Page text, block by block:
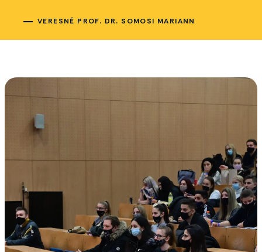
VERESNÉ PROF. DR. SOMOSI MARIANN